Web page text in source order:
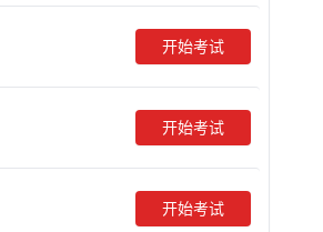
开始考试
开始考试
开始考试